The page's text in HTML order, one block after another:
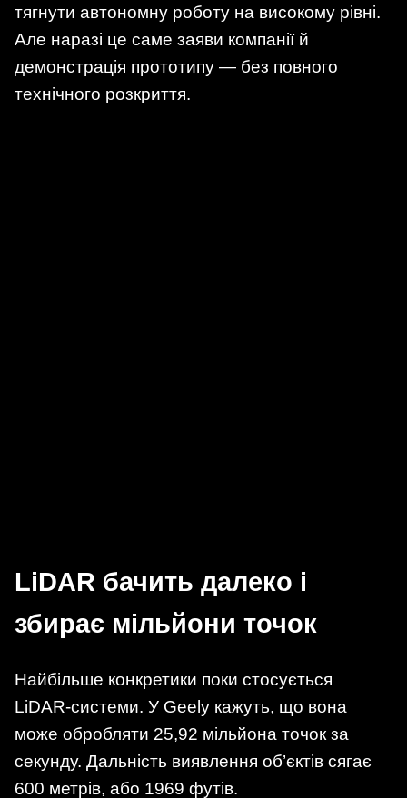
тягнути автономну роботу на високому рівні.
Але наразі це саме заяви компанії й
демонстрація прототипу — без повного
технічного розкриття.
LiDAR бачить далеко і
збирає мільйони точок
Найбільше конкретики поки стосується
LiDAR-системи. У Geely кажуть, що вона
може обробляти 25,92 мільйона точок за
секунду. Дальність виявлення об’єктів сягає
600 метрів, або 1969 футів.